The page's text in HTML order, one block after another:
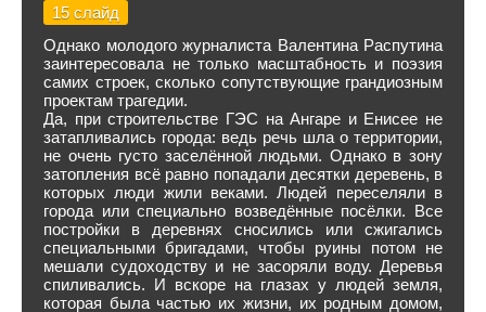
15 слайд
Однако молодого журналиста Валентина Распутина
заинтересовала не только масштабность и поэзия
самих строек, сколько сопутствующие грандиозным
проектам трагедии.
Да, при строительстве ГЭС на Ангаре и Енисее не
затапливались города: ведь речь шла о территории,
не очень густо заселённой людьми. Однако в зону
затопления всё равно попадали десятки деревень, в
которых люди жили веками. Людей переселяли в
города или специально возведённые посёлки. Все
постройки в деревнях сносились или сжигались
специальными бригадами, чтобы руины потом не
мешали судоходству и не засоряли воду. Деревья
спиливались. И вскоре на глазах у людей земля,
которая была частью их жизни, их родным домом,